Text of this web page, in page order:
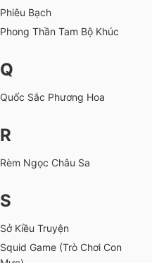
Phiêu Bạch
Phong Thần Tam Bộ Khúc
Q
Quốc Sắc Phương Hoa
R
Rèm Ngọc Châu Sa
S
Sở Kiều Truyện
Squid Game (Trò Chơi Con